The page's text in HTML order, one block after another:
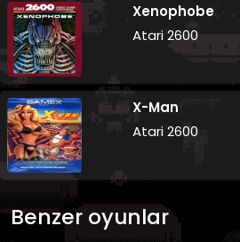
Xenophobe
Atari 2600
X-Man
Atari 2600
Benzer oyunlar